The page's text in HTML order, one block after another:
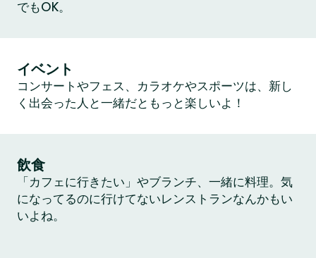
でもOK。
イベント
コンサートやフェス、カラオケやスポーツは、新し
く出会った人と一緒だともっと楽しいよ！
飲食
「カフェに行きたい」やブランチ、一緒に料理。気
になってるのに行けてないレンストランなんかもい
いよね。